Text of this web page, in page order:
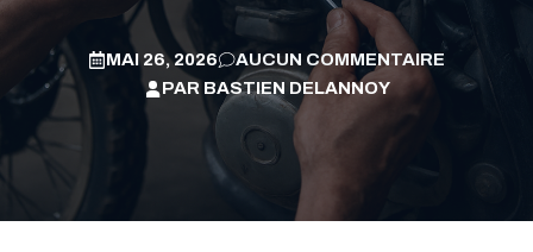
MAI 26, 2026
AUCUN COMMENTAIRE
PAR BASTIEN DELANNOY